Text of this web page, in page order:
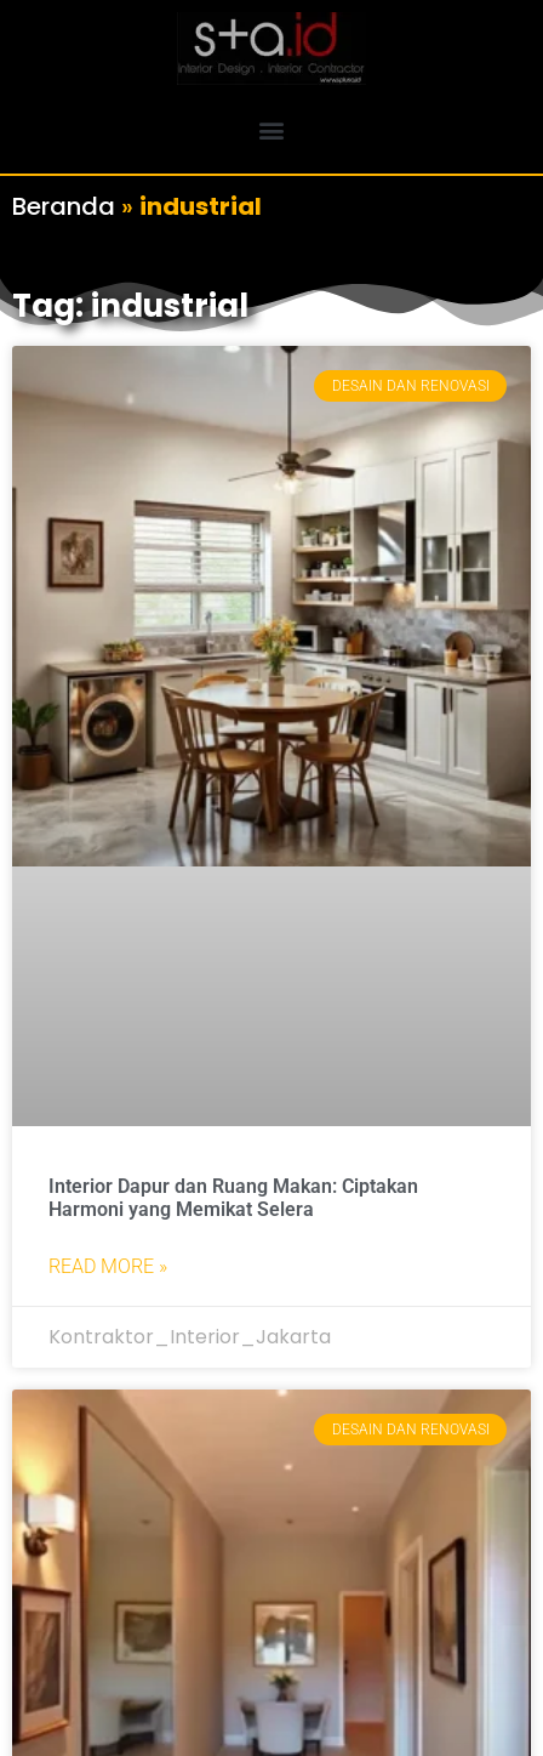
Beranda » industrial
Tag: industrial
DESAIN DAN RENOVASI
Interior Dapur dan Ruang Makan: Ciptakan
Harmoni yang Memikat Selera
READ MORE »
Kontraktor_Interior_Jakarta
DESAIN DAN RENOVASI